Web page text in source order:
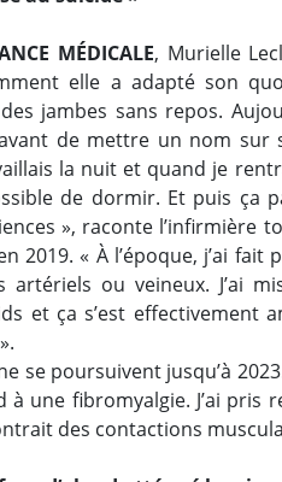
MÉDICALE, Murielle
elle a adapté son
jambes sans repos.
de mettre un nom sur
la nuit et quand je
de dormir. Et puis ça
», raconte l’infirmière
2019. « À l’époque, j’ai
artériels ou veineux. J’ai
et ça s’est effectivement
se poursuivent jusqu’à
à une fibromyalgie. J’ai
des contactions